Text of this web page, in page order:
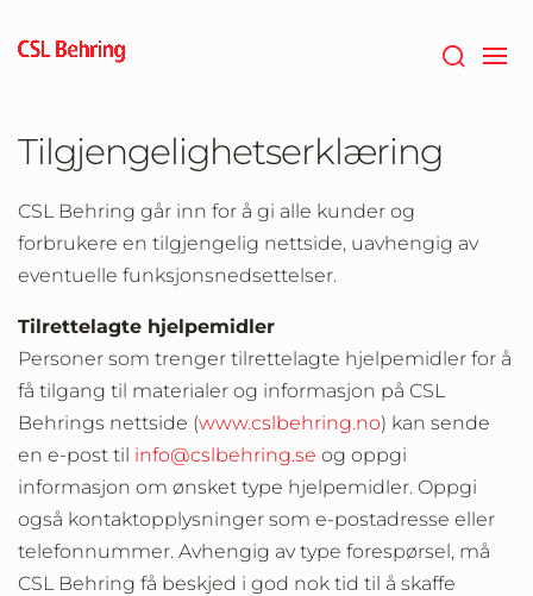
hovedinnholdet
Tilgjengelighetserklæring
CSL Behring går inn for å gi alle kunder og
forbrukere en tilgjengelig nettside, uavhengig av
eventuelle funksjonsnedsettelser.
Tilrettelagte hjelpemidler
Personer som trenger tilrettelagte hjelpemidler for å
få tilgang til materialer og informasjon på CSL
Behrings nettside (www.cslbehring.no) kan sende
en e-post til info@cslbehring.se og oppgi
informasjon om ønsket type hjelpemidler. Oppgi
også kontaktopplysninger som e-postadresse eller
telefonnummer. Avhengig av type forespørsel, må
CSL Behring få beskjed i god nok tid til å skaffe